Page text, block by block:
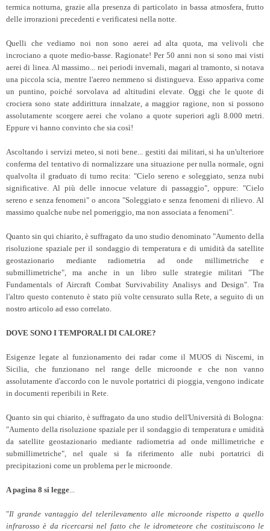
termica notturna, grazie alla presenza di particolato in bassa atmosfera, frutto
delle irrorazioni precedenti e verificatesi nella notte.
Quelli che vediamo noi non sono aerei ad alta quota, ma velivoli che
incrociano a quote medio-basse. Ragionate! Per 50 anni non si sono mai visti
aerei di linea. Al massimo... nei periodi invernali, magari al tramonto, si notava
una piccola scia, mentre l'aereo nemmeno si distingueva. Esso appariva come
un puntino, poiché sorvolava ad altitudini elevate. Oggi che le quote di
crociera sono state addirittura innalzate, a maggior ragione, non si possono
assolutamente scorgere aerei che volano a quote superiori agli 8.000 metri.
Eppure vi hanno convinto che sia così!
Ascoltando i servizi meteo, si noti bene... gestiti dai militari, si ha un'ulteriore
conferma del tentativo di normalizzare una situazione per nulla normale, ogni
qualvolta il graduato di turno recita: "Cielo sereno e soleggiato, senza nubi
significative. Al più delle innocue velature di passaggio", oppure: "Cielo
sereno e senza fenomeni" o ancora "Soleggiato e senza fenomeni di rilievo. Al
massimo qualche nube nel pomeriggio, ma non associata a fenomeni".
Quanto sin qui chiarito, è suffragato da uno studio denominato "Aumento della
risoluzione spaziale per il sondaggio di temperatura e di umidità da satellite
geostazionario mediante radiometria ad onde millimetriche e
submillimetriche", ma anche in un libro sulle strategie militari "The
Fundamentals of Aircraft Combat Survivability Analisys and Design". Tra
l'altro questo contenuto è stato più volte censurato sulla Rete, a seguito di un
nostro articolo ad esso correlato.
DOVE SONO I TEMPORALI DI CALORE?
Esigenze legate al funzionamento dei radar come il MUOS di Niscemi, in
Sicilia, che funzionano nel range delle microonde e che non vanno
assolutamente d'accordo con le nuvole portatrici di pioggia, vengono indicate
in documenti reperibili in Rete.
Quanto sin qui chiarito, è suffragato da uno studio dell'Università di Bologna:
"Aumento della risoluzione spaziale per il sondaggio di temperatura e umidità
da satellite geostazionario mediante radiometria ad onde millimetriche e
submillimetriche", nel quale si fa riferimento alle nubi portatrici di
precipitazioni come un problema per le microonde.
A pagina 8 si legge
"Il grande vantaggio del telerilevamento alle microonde rispetto a quello
infrarosso è da ricercarsi nel fatto che le idrometeore che costituiscono le